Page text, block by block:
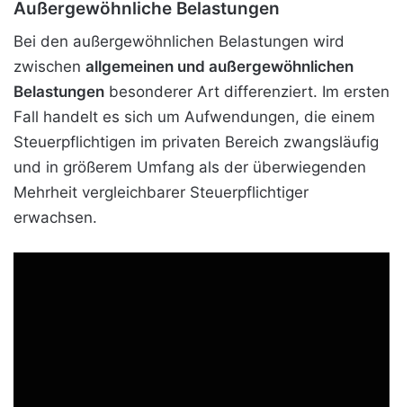
Außergewöhnliche Belastungen
Bei den außergewöhnlichen Belastungen wird
zwischen allgemeinen und außergewöhnlichen
Belastungen besonderer Art differenziert. Im ersten
Fall handelt es sich um Aufwendungen, die einem
Steuerpflichtigen im privaten Bereich zwangsläufig
und in größerem Umfang als der überwiegenden
Mehrheit vergleichbarer Steuerpflichtiger
erwachsen.